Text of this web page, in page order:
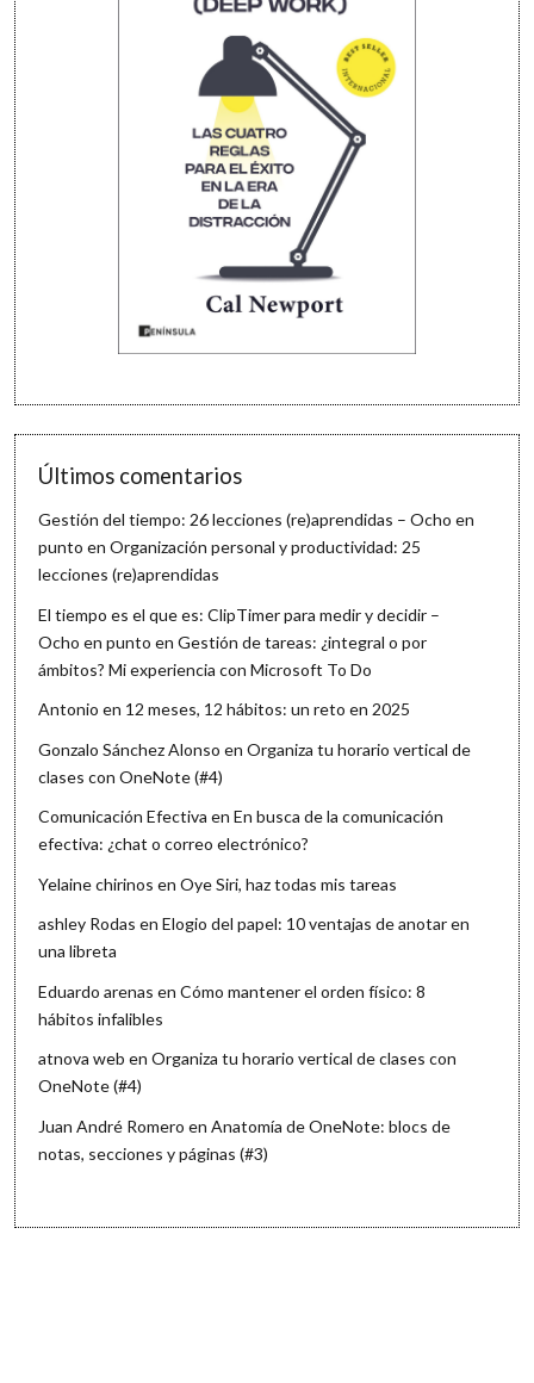
Últimos comentarios
Gestión del tiempo: 26 lecciones (re)aprendidas – Ocho en
punto enOrganización personal y productividad: 25
lecciones (re)aprendidas
El tiempo es el que es: ClipTimer para medir y decidir –
Ocho en punto enGestión de tareas: ¿integral o por
ámbitos? Mi experiencia con Microsoft To Do
Antonio en 12 meses, 12 hábitos: un reto en 2025
Gonzalo Sánchez Alonso enOrganiza tu horario vertical de
clases con OneNote (#4)
Comunicación Efectiva enEn busca de la comunicación
efectiva: ¿chat o correo electrónico?
Yelaine chirinos enOye Siri, haz todas mis tareas
ashley Rodas enElogio del papel: 10 ventajas de anotar en
una libreta
Eduardo arenas enCómo mantener el orden físico: 8
hábitos infalibles
atnova web enOrganiza tu horario vertical de clases con
OneNote (#4)
Juan André Romero enAnatomía de OneNote: blocs de
notas, secciones y páginas (#3)